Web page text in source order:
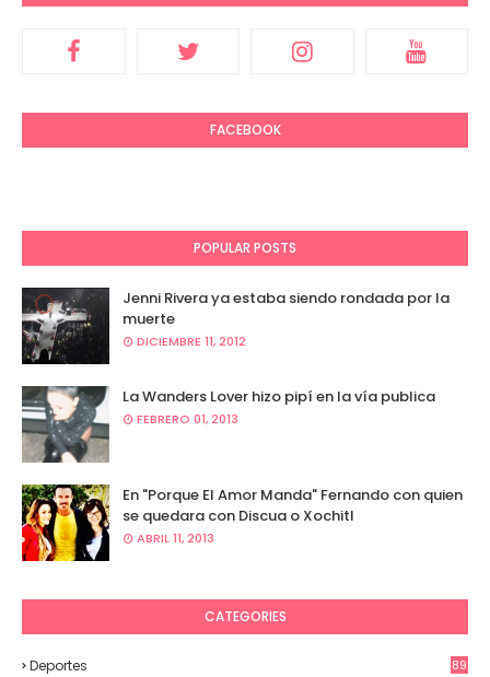
FACEBOOK
POPULAR POSTS
Jenni Rivera ya estaba siendo rondada por la
muerte
DICIEMBRE 11, 2012
La Wanders Lover hizo pipí en la vía publica
FEBRERO 01, 2013
En "Porque El Amor Manda" Fernando con quien
se quedara con Discua o Xochitl
ABRIL 11, 2013
CATEGORIES
Deportes 89